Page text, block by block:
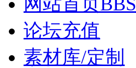
论坛充值
素材库/定制